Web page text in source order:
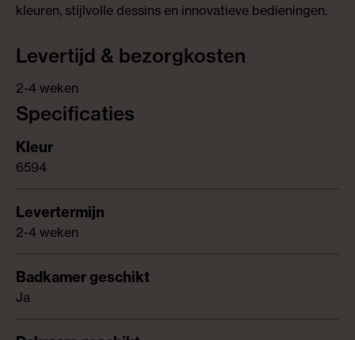
kleuren, stijlvolle dessins en innovatieve bedieningen.
Levertijd & bezorgkosten
2-4 weken
Specificaties
6594
2-4 weken
Ja